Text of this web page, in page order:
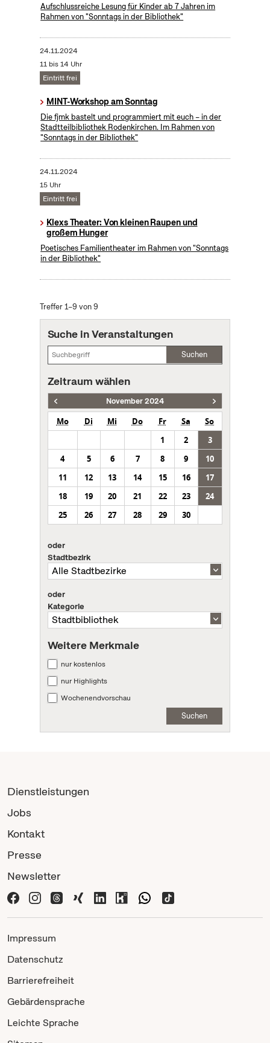
Aufschlussreiche Lesung für Kinder ab 7 Jahren im
Rahmen von "Sonntags in der Bibliothek"
24.11.2024
11 bis 14 Uhr
Eintritt frei
MINT-Workshop am Sonntag
Die fjmk bastelt und programmiert mit euch – in der
Stadtteilbibliothek Rodenkirchen. Im Rahmen von
"Sonntags in der Bibliothek"
24.11.2024
15 Uhr
Eintritt frei
Klexs Theater: Von kleinen Raupen und
großem Hunger
Poetisches Familientheater im Rahmen von "Sonntags
in der Bibliothek"
Treffer 1–9 von 9
Suche in Veranstaltungen
Suchen
Zeitraum wählen
November 2024
Mo Di Mi Do Fr Sa
So
1
2
3
4
5 6 7 8 9
10
11
12 13 14 15 16
17
18
19 20 21 22 23
24
25
26 27 28 29 30
oder
Stadtbezirk
oder
Kategorie
Weitere Merkmale
nur kostenlos
nur Highlights
Wochenendvorschau
Suchen
Dienstleistungen
Jobs
Kontakt
Presse
Newsletter
Impressum
Datenschutz
Barrierefreiheit
Gebärdensprache
Leichte Sprache